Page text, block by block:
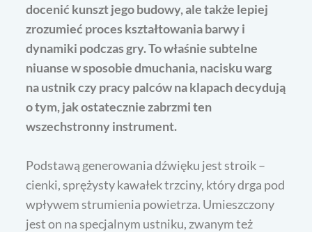
docenić kunszt jego budowy, ale także lepiej
zrozumieć proces kształtowania barwy i
dynamiki podczas gry. To właśnie subtelne
niuanse w sposobie dmuchania, nacisku warg
na ustnik czy pracy palców na klapach decydują
o tym, jak ostatecznie zabrzmi ten
wszechstronny instrument.
Podstawą generowania dźwięku jest stroik –
cienki, sprężysty kawałek trzciny, który drga pod
wpływem strumienia powietrza. Umieszczony
jest on na specjalnym ustniku, zwanym też